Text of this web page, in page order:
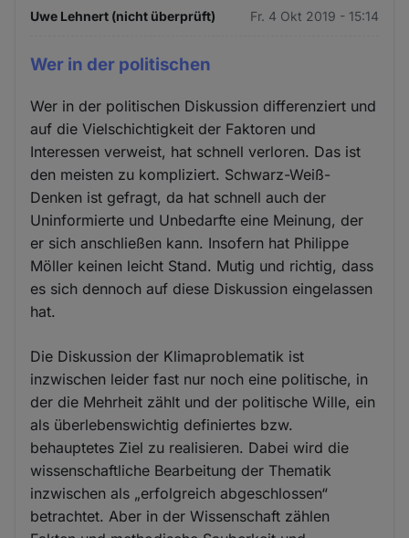
Uwe Lehnert (nicht überprüft) Fr. 4 Okt 2019 - 15:14
Wer in der politischen
Wer in der politischen Diskussion differenziert und
auf die Vielschichtigkeit der Faktoren und
Interessen verweist, hat schnell verloren. Das ist
den meisten zu kompliziert. Schwarz-Weiß-
Denken ist gefragt, da hat schnell auch der
Uninformierte und Unbedarfte eine Meinung, der
er sich anschließen kann. Insofern hat Philippe
Möller keinen leicht Stand. Mutig und richtig, dass
es sich dennoch auf diese Diskussion eingelassen
hat.
Die Diskussion der Klimaproblematik ist
inzwischen leider fast nur noch eine politische, in
der die Mehrheit zählt und der politische Wille, ein
als überlebenswichtig definiertes bzw.
behauptetes Ziel zu realisieren. Dabei wird die
wissenschaftliche Bearbeitung der Thematik
inzwischen als „erfolgreich abgeschlossen“
betrachtet. Aber in der Wissenschaft zählen